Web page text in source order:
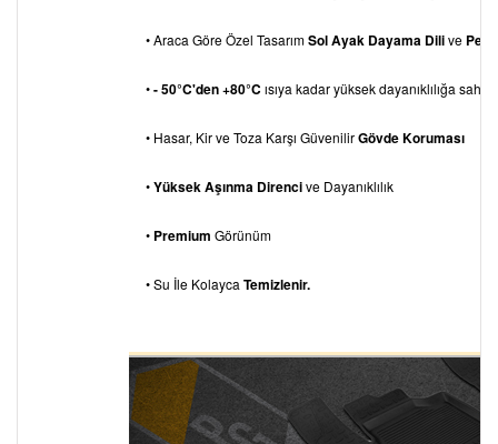
• Araca Göre Özel TasarımSol Ayak Dayama Dilive
•- 50°C'den +80°C ısıya kadar yüksek dayanıklılığa
• Hasar, Kir ve Toza Karşı GüvenilirGövde Koruması
•Yüksek Aşınma Direncive Dayanıklılık
• Premium Görünüm
• Su İle Kolayca Temizlenir.